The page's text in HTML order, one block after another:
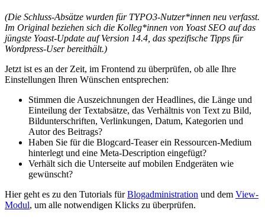
(Die Schluss-Absätze wurden für TYPO3-Nutzer*innen neu verfasst.
Im Original beziehen sich die Kolleg*innen von Yoast SEO auf das
jüngste Yoast-Update auf Version 14.4, das spezifische Tipps für
Wordpress-User bereithält.)
Jetzt ist es an der Zeit, im Frontend zu überprüfen, ob alle Ihre
Einstellungen Ihren Wünschen entsprechen:
Stimmen die Auszeichnungen der Headlines, die Länge und
Einteilung der Textabsätze, das Verhältnis von Text zu Bild,
Bildunterschriften, Verlinkungen, Datum, Kategorien und
Autor des Beitrags?
Haben Sie für die Blogcard-Teaser ein Ressourcen-Medium
hinterlegt und eine Meta-Description eingefügt?
Verhält sich die Unterseite auf mobilen Endgeräten wie
gewünscht?
Hier geht es zu den Tutorials fürBlogadministration und dem View-
Modul, um alle notwendigen Klicks zu überprüfen.